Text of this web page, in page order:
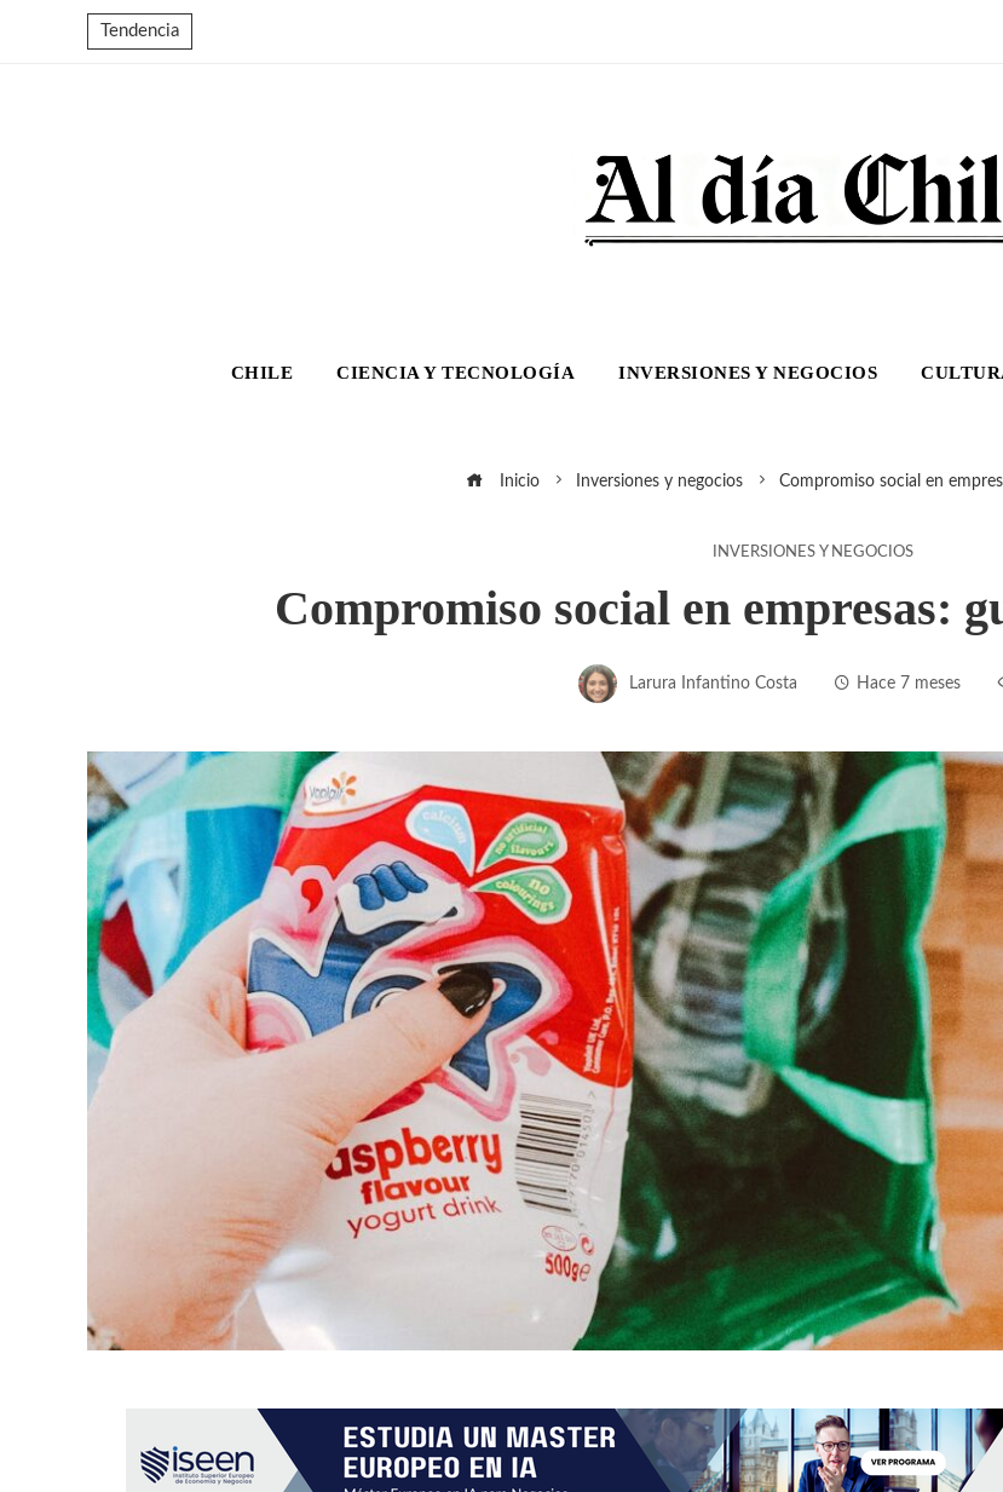
Tendencia
CHILE CIENCIA Y TECNOLOGÍA INVERSIONES Y NEGOCIOS
Inicio Inversiones y negocios Compromiso social en
INVERSIONES Y NEGOCIOS
Compromiso social en empresas:
Larura Infantino Costa Hace 7 meses